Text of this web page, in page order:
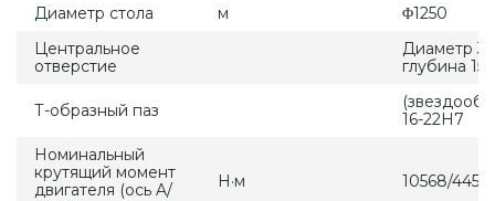
Диаметр стола
м
Φ1250
Центральное
отверстие
Диаметр
глубина 15
Т-образный паз
16-22H7
Номинальный
крутящий момент
двигателя (ось A/
Н·м 10568/4458